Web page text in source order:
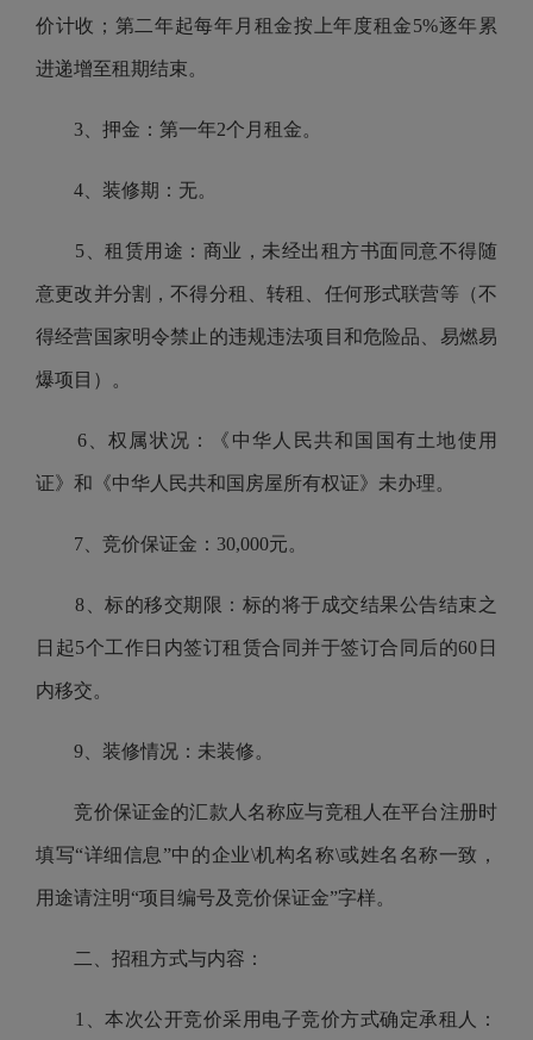
价计收；第二年起每年月租金按上年度租金5%逐年累
进递增至租期结束。
3、押金：第一年2个月租金。
4、装修期：无。
5、租赁用途：商业，未经出租方书面同意不得随
意更改并分割，不得分租、转租、任何形式联营等（不
得经营国家明令禁止的违规违法项目和危险品、易燃易
爆项目）。
6、权属状况：《中华人民共和国国有土地使用
证》和《中华人民共和国房屋所有权证》未办理。
7、竞价保证金：30,000元。
8、标的移交期限：标的将于成交结果公告结束之
日起5个工作日内签订租赁合同并于签订合同后的60日
内移交。
9、装修情况：未装修。
竞价保证金的汇款人名称应与竞租人在平台注册时
填写“详细信息”中的企业\机构名称\或姓名名称一致，
用途请注明“项目编号及竞价保证金”字样。
二、招租方式与内容：
1、本次公开竞价采用电子竞价方式确定承租人：